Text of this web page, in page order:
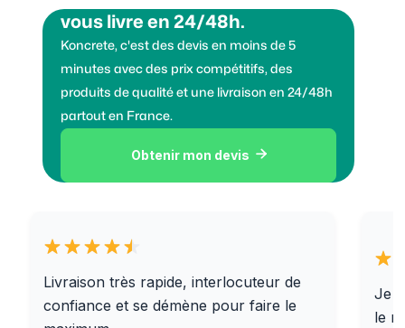
vous livre en 24/48h.
Koncrete, c'est des devis en moins de 5
minutes avec des prix compétitifs, des
produits de qualité et une livraison en 24/48h
partout en France.
Obtenir mon devis 
Livraison très rapide, interlocuteur de
confiance et se démène pour faire le
Je
le